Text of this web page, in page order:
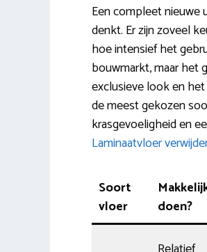
Een compleet nieuwe
denkt. Er zijn zoveel
hoe intensief het
bouwmarkt, maar het
exclusieve look en
de meest gekozen
krasgevoeligheid en
Laminaatvloer
Soort
vloer
doen?